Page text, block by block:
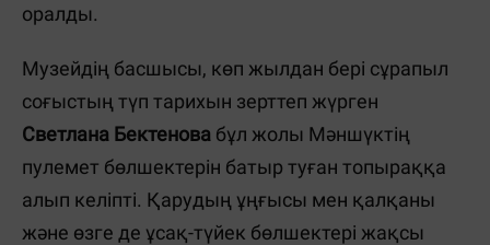
оралды.
Музейдің басшысы, көп жылдан бері сұрапыл
соғыстың түп тарихын зерттеп жүрген
Светлана Бектенова бұл жолы Мәншүктің
пулемет бөлшектерін батыр туған топыраққа
алып келіпті. Қарудың ұңғысы мен қалқаны
және өзге де ұсақ-түйек бөлшектері жақсы